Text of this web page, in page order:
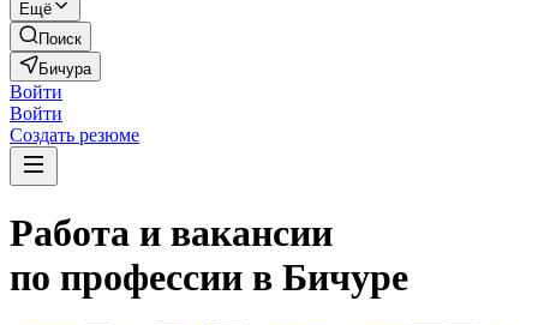
Ещё
Поиск
Бичура
Войти
Войти
Создать резюме
Работа и вакансии
по профессии в Бичуре